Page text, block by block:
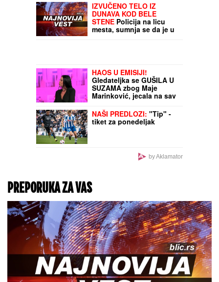
IZVUČENO TELO IZ
DUNAVA KOD BELE
STENE Policija na licu
mesta, sumnja se da je u
pitanju muškarac koji je
HAOS U EMISIJI!
Gledateljka se GUŠILA U
SUZAMA zbog Maje
Marinković, jecala na sav
glas: "Mnogo mi je
teško"
NAŠI PREDLOZI: "Tip" -
tiket za ponedeljak
by Aklamator
PREPORUKA ZA VAS